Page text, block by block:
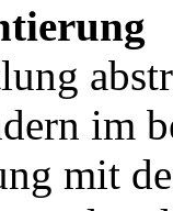
im
mit